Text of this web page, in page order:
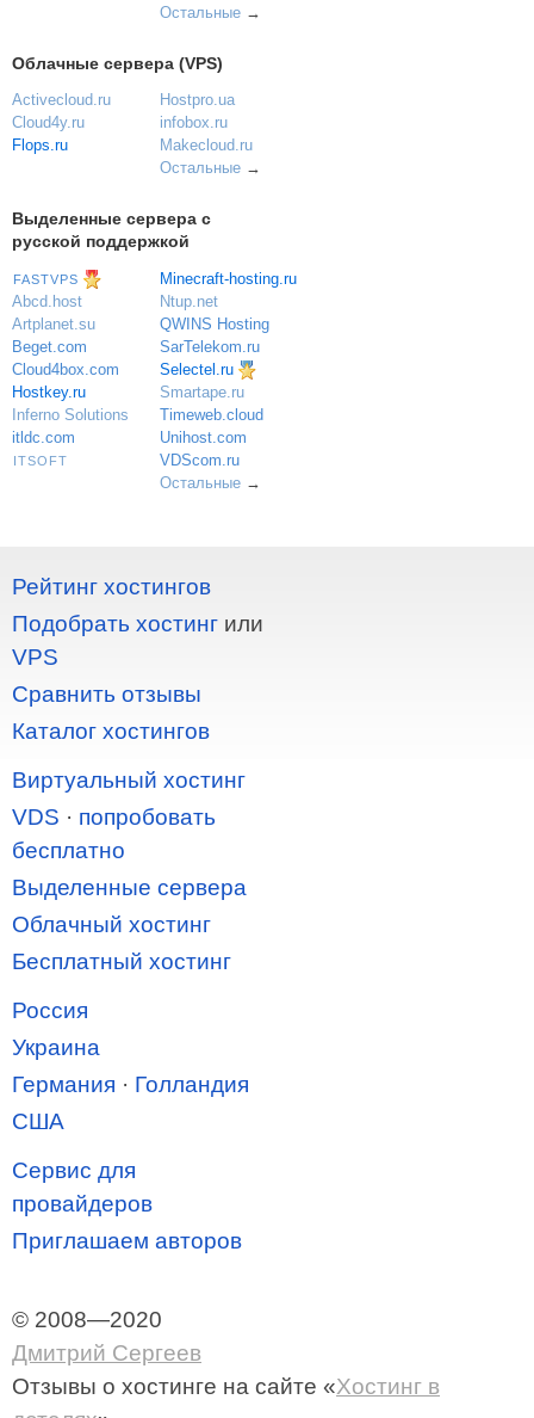
Остальные→
Облачные сервера (VPS)
Activecloud.ru
Cloud4y.ru
Flops.ru
Hostpro.ua
infobox.ru
Makecloud.ru
Остальные→
Выделенные сервера с
русской поддержкой
FASTVPS
Abcd.host
Artplanet.su
Beget.com
Cloud4box.com
Hostkey.ru
Inferno Solutions
itldc.com
ITSOFT
Minecraft-hosting.ru
Ntup.net
QWINS Hosting
SarTelekom.ru
Selectel.ru
Smartape.ru
Timeweb.cloud
Unihost.com
VDScom.ru
Остальные→
Рейтинг хостингов
Подобрать хостинг или
VPS
Сравнить отзывы
Каталог хостингов
Виртуальный хостинг
VDS · попробовать
бесплатно
Выделенные сервера
Облачный хостинг
Бесплатный хостинг
Россия
Украина
Германия · Голландия
США
Сервис для
провайдеров
Приглашаем авторов
© 2008—2020
Дмитрий Сергеев
Отзывы о хостинге на сайте «Хостинг в